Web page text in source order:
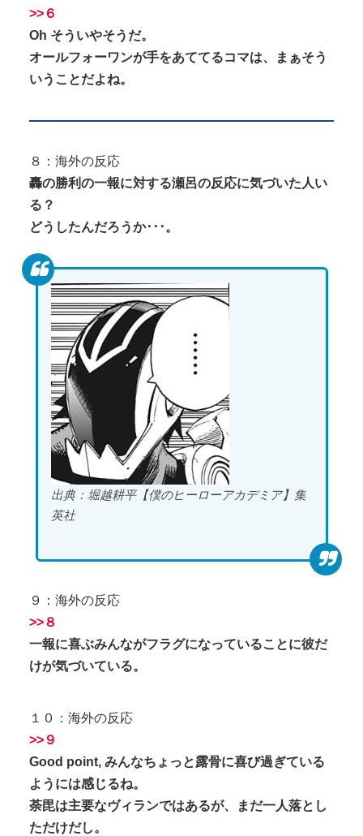
>>６
Oh そういやそうだ。
オールフォーワンが手をあててるコマは、まぁそう
いうことだよね。
８：海外の反応
轟の勝利の一報に対する瀬呂の反応に気づいた人い
る？
どうしたんだろうか･･･。
出典：堀越耕平【僕のヒーローアカデミア】集
英社
９：海外の反応
>>８
一報に喜ぶみんながフラグになっていることに彼だ
けが気づいている。
１０：海外の反応
>>９
Good point, みんなちょっと露骨に喜び過ぎている
ようには感じるね。
荼毘は主要なヴィランではあるが、まだ一人落とし
ただけだし。